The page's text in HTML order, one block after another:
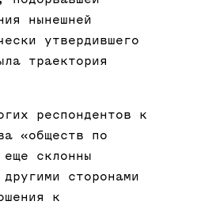
нынешней
утвердившего
траектория
респондентов к
«обществ по
склонны
сторонами
к